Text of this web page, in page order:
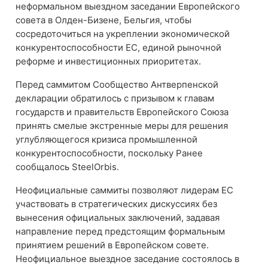
неформальном выездном заседании Европейского
совета в Олден-Бизене, Бельгия, чтобы
сосредоточиться на укреплении экономической
конкурентоспособности ЕС, единой рыночной
реформе и инвестиционных приоритетах.
Перед саммитом Сообщество Антверпенской
декларации обратилось с призывом к главам
государств и правительств Европейского Союза
принять смелые экстренные меры для решения
углубляющегося кризиса промышленной
конкурентоспособности, поскольку Ранее
сообщалось SteelOrbis.
Неофициальные саммиты позволяют лидерам ЕС
участвовать в стратегических дискуссиях без
вынесения официальных заключений, задавая
направление перед предстоящим формальным
принятием решений в Европейском совете.
Неофициальное выездное заседание состоялось в